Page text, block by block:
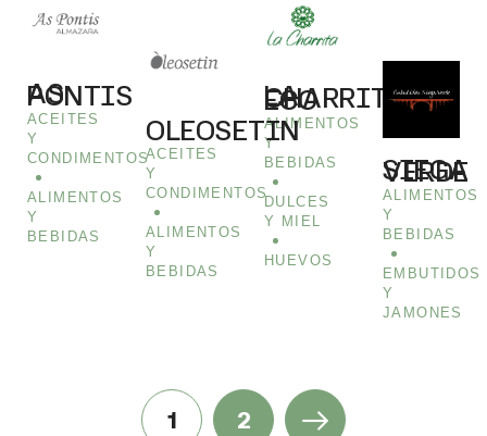
AS PONTIS
ACEITES
Y
CONDIMENTOS
ALIMENTOS
Y
BEBIDAS
LA CHARRITA ECO
ALIMENTOS
Y
BEBIDAS
DULCES
Y MIEL
HUEVOS
OLEOSETIN
ACEITES
Y
CONDIMENTOS
ALIMENTOS
Y
BEBIDAS
SIEGA VERDE
ALIMENTOS
Y
BEBIDAS
EMBUTIDOS
Y
JAMONES
1 2